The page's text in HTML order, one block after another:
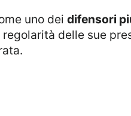
uno dei difensori
regolarità delle sue